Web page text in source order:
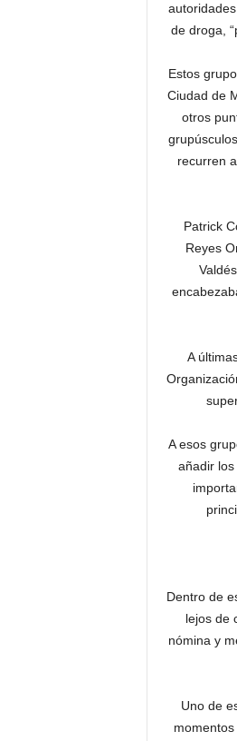
de droga,
Estos
Ciudad de
otros
recurren
Patrick
Reyes
A
A esos
añadir
Dentro de
lejos de
nómina y
Uno de